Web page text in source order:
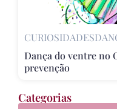
CURIOSIDADES
Dança do ventre no
prevenção
Categorias